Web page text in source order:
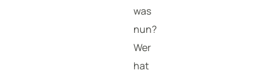
was
nun?
Wer
hat